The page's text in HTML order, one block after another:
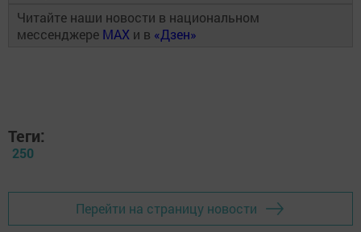
Читайте наши новости в национальном
мессенджере MAX и в «Дзен»
Теги:
250
Перейти на страницу новости